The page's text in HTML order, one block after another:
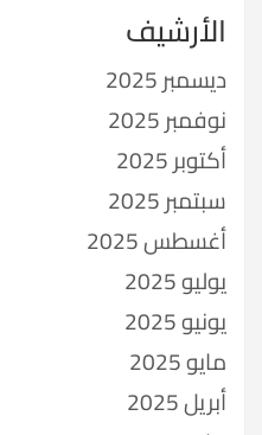
الأرشيف
ديسمبر 2025
نوفمبر 2025
أكتوبر 2025
سبتمبر 2025
أغسطس 2025
يوليو 2025
يونيو 2025
مايو 2025
أبريل 2025